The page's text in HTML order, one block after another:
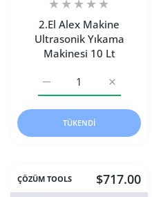
2.El Alex Makine
Ultrasonik Yıkama
Makinesi 10 Lt
2.El
2.El Alex Makine
TÜKENDI
ÇÖZÜM TOOLS $717.00